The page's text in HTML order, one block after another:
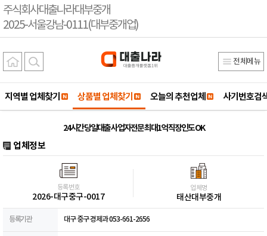
주식회사대출나라대부중개
2025-서울강남-0111(대부중개업)
전체메뉴
지역별 업체찾기 상품별 업체찾기 오늘의 추천업체 사기번호검
24시간 당일대출 사업자전문 최대1억 직장인도 OK
업체정보
등록번호
2026-대구중구-0017
업체명
태산대부중개
등록기관 대구 중구 경제과 053-661-2656